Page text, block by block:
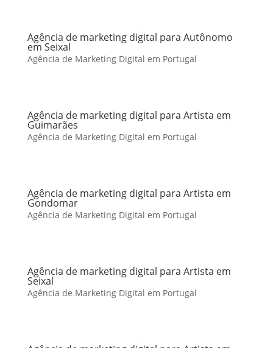
Agência de marketing digital para Autônomo
em Seixal
Agência de Marketing Digital em Portugal
Agência de marketing digital para Artista em
Guimarães
Agência de Marketing Digital em Portugal
Agência de marketing digital para Artista em
Gondomar
Agência de Marketing Digital em Portugal
Agência de marketing digital para Artista em
Seixal
Agência de Marketing Digital em Portugal